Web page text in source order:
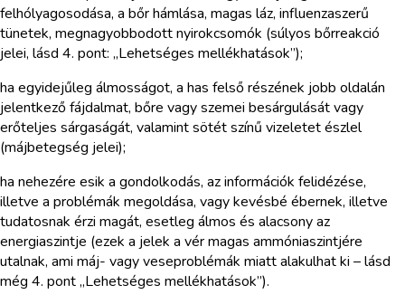
felhólyagosodása, a bőr hámlása, magas láz, influenzaszerű
tünetek, megnagyobbodott nyirokcsomók (súlyos bőrreakció
jelei, lásd 4. pont: „Lehetséges mellékhatások”);
ha egyidejűleg álmosságot, a has felső részének jobb oldalán
jelentkező fájdalmat, bőre vagy szemei besárgulását vagy
erőteljes sárgaságát, valamint sötét színű vizeletet észlel
(májbetegség jelei);
ha nehezére esik a gondolkodás, az információk felidézése,
illetve a problémák megoldása, vagy kevésbé ébernek, illetve
tudatosnak érzi magát, esetleg álmos és alacsony az
energiaszintje (ezek a jelek a vér magas ammóniaszintjére
utalnak, ami máj- vagy veseproblémák miatt alakulhat ki – lásd
még 4. pont „Lehetséges mellékhatások”).